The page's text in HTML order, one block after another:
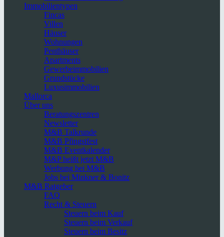
Immobilientypen
Fincas
Villen
Häuser
Wohnungen
Penthäuser
Apartments
Gewerbeimmobilien
Grundstücke
Luxusimmobilien
Mallorca
Über uns
Beratungszentren
Newsletter
M&B Talkrunde
M&B Pfingstfest
M&B Eventkalender
M&P heißt jetzt M&B
Werbung bei M&B
Jobs bei Minkner & Bonitz
M&B Ratgeber
FAQ
Recht & Steuern
Steuern beim Kauf
Steuern beim Verkauf
Steuern beim Besitz